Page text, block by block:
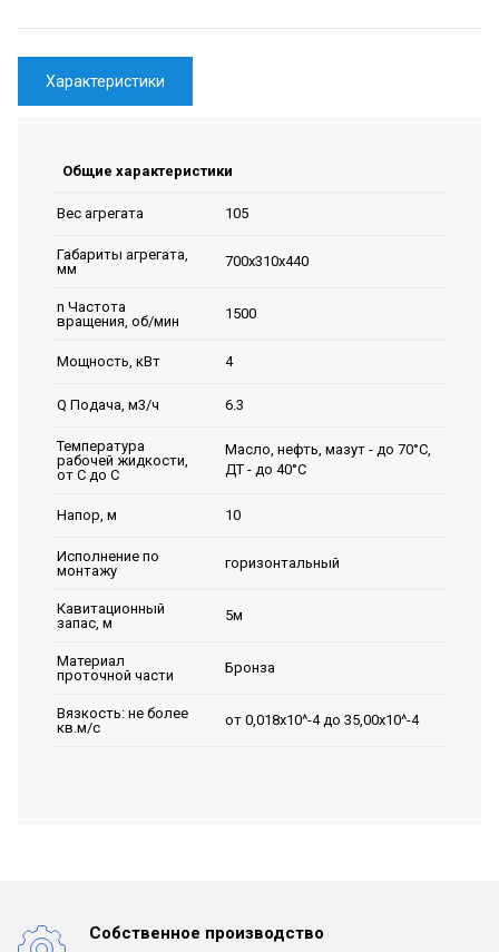
Характеристики
Общие характеристики
Вес агрегата 105
Габариты агрегата,
мм
700х310х440
n Частота
вращения, об/мин
1500
Мощность, кВт 4
Q Подача, м3/ч 6.3
Температура
рабочей жидкости,
от С до С
Масло, нефть, мазут - до 70°С,
ДТ - до 40°С
Напор, м 10
Исполнение по
монтажу
горизонтальный
Кавитационный
запас, м
5м
Материал
проточной части
Бронза
Вязкость: не более
кв.м/с
от 0,018х10^-4 до 35,00х10^-4
Собственное производство